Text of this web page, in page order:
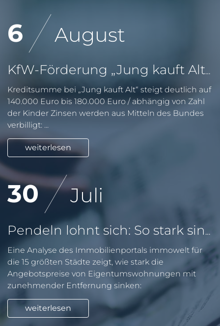
6 August
KfW-Förderung „Jung kauft Alt“: Höhere Kredite ab August 2026
Kreditsumme bei „Jung kauft Alt“ steigt deutlich auf
140.000 Euro bis 180.000 Euro / abhängig von Zahl
der Kinder Zinsen werden aus Mitteln des Bundes
verbilligt: ...
weiterlesen
30 Juli
Pendeln lohnt sich: So stark sinken Wohnungspreise im Umland
Eine Analyse des Immobilienportals immowelt für
die 15 größten Städte zeigt, wie stark die
Angebotspreise von Eigentumswohnungen mit
zunehmender Entfernung sinken:
weiterlesen